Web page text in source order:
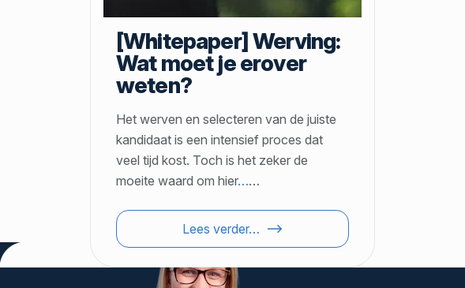
[Whitepaper] Werving:
Wat moet je erover
weten?
Het werven en selecteren van de juiste
kandidaat is een intensief proces dat
veel tijd kost. Toch is het zeker de
moeite waard om hier……
Lees verder…